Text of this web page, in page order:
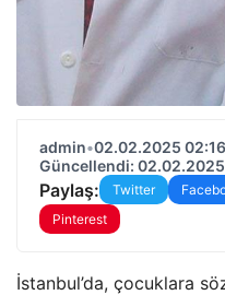
admin•02.02.2025 02:16
Güncellendi:
Paylaş: Twitter
Pinterest
İstanbul’da, çocuklara